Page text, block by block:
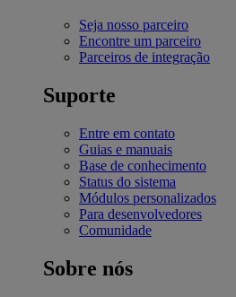
Seja nosso parceiro
Encontre um parceiro
Parceiros de integração
Suporte
Entre em contato
Guias e manuais
Base de conhecimento
Status do sistema
Módulos personalizados
Para desenvolvedores
Comunidade
Sobre nós